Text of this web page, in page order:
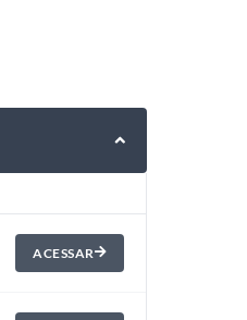
ACESSAR